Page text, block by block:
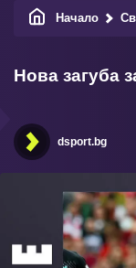
Начало
Нова загуба
dsport.bg